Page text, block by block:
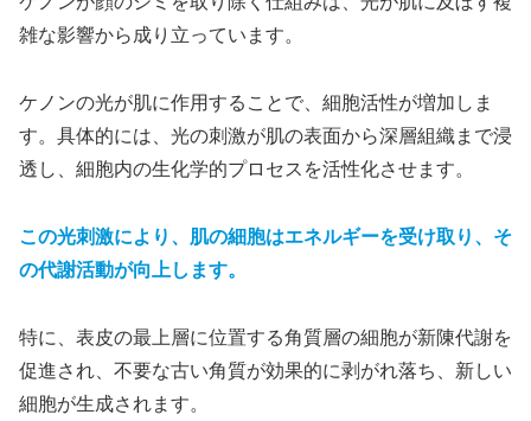
雑な影響から成り立っています。
ケノンの光が肌に作用することで、細胞活性が増加しま
す。具体的には、光の刺激が肌の表面から深層組織まで浸
透し、細胞内の生化学的プロセスを活性化させます。
この光刺激により、肌の細胞はエネルギーを受け取り、そ
の代謝活動が向上します。
特に、表皮の最上層に位置する角質層の細胞が新陳代謝を
促進され、不要な古い角質が効果的に剥がれ落ち、新しい
細胞が生成されます。